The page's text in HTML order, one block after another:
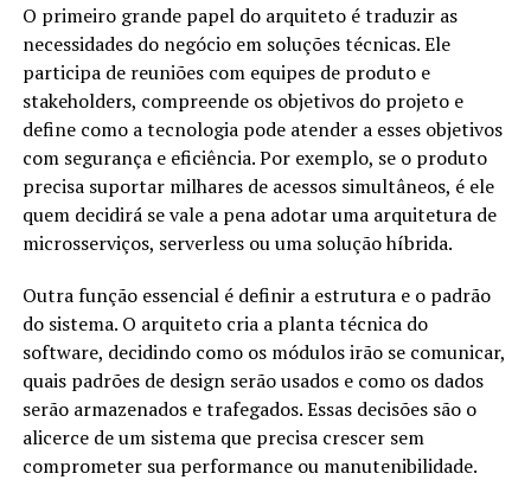
O primeiro grande papel do arquiteto é traduzir as
necessidades do negócio em soluções técnicas. Ele
participa de reuniões com equipes de produto e
stakeholders, compreende os objetivos do projeto e
define como a tecnologia pode atender a esses objetivos
com segurança e eficiência. Por exemplo, se o produto
precisa suportar milhares de acessos simultâneos, é ele
quem decidirá se vale a pena adotar uma arquitetura de
microsserviços, serverless ou uma solução híbrida.
Outra função essencial é definir a estrutura e o padrão
do sistema. O arquiteto cria a planta técnica do
software, decidindo como os módulos irão se comunicar,
quais padrões de design serão usados e como os dados
serão armazenados e trafegados. Essas decisões são o
alicerce de um sistema que precisa crescer sem
comprometer sua performance ou manutenibilidade.